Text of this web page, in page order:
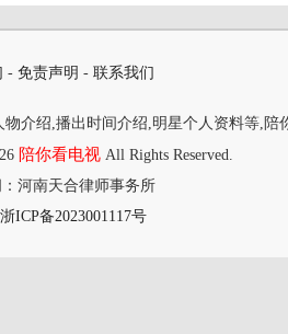
- 免责声明 - 联系我们
介绍,播出时间介绍,明星个人资料等,陪
陪你看电视All Rights Reserved.
河南天合律师事务所
浙ICP备2023001117号